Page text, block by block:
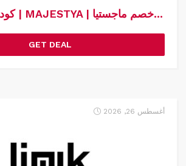
كود خصم ماجستيا | MAJESTYA | كوبون خصم ماجستيا
GET DEAL
أغسطس 26, 2026